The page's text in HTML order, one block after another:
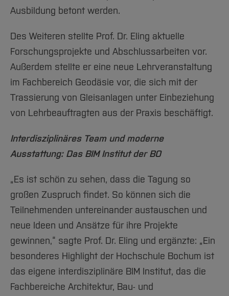
Ausbildung betont werden.
Des Weiteren stellte Prof. Dr. Eling aktuelle
Forschungsprojekte und Abschlussarbeiten vor.
Außerdem stellte er eine neue Lehrveranstaltung
im Fachbereich Geodäsie vor, die sich mit der
Trassierung von Gleisanlagen unter Einbeziehung
von Lehrbeauftragten aus der Praxis beschäftigt.
Interdisziplinäres Team und moderne
Ausstattung: Das BIM Institut der BO
„Es ist schön zu sehen, dass die Tagung so
großen Zuspruch findet. So können sich die
Teilnehmenden untereinander austauschen und
neue Ideen und Ansätze für ihre Projekte
gewinnen,“ sagte Prof. Dr. Eling und ergänzte: „Ein
besonderes Highlight der Hochschule Bochum ist
das eigene interdisziplinäre BIM Institut, das die
Fachbereiche Architektur, Bau- und